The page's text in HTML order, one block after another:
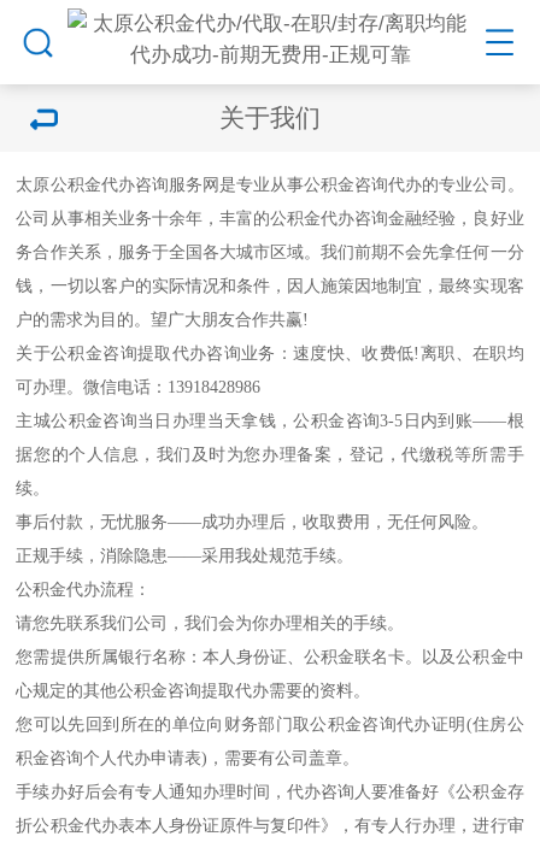
关于我们
太原公积金代办咨询服务网是专业从事公积金咨询代办的专业公司。
公司从事相关业务十余年，丰富的公积金代办咨询金融经验，良好业
务合作关系，服务于全国各大城市区域。我们前期不会先拿任何一分
钱，一切以客户的实际情况和条件，因人施策因地制宜，最终实现客
户的需求为目的。望广大朋友合作共赢!
关于公积金咨询提取代办咨询业务：速度快、收费低!离职、在职均
可办理。微信电话：13918428986
主城公积金咨询当日办理当天拿钱，公积金咨询3-5日内到账——根
据您的个人信息，我们及时为您办理备案，登记，代缴税等所需手
续。
事后付款，无忧服务——成功办理后，收取费用，无任何风险。
正规手续，消除隐患——采用我处规范手续。
公积金代办流程：
请您先联系我们公司，我们会为你办理相关的手续。
您需提供所属银行名称：本人身份证、公积金联名卡。以及公积金中
心规定的其他公积金咨询提取代办需要的资料。
您可以先回到所在的单位向财务部门取公积金咨询代办证明(住房公
积金咨询个人代办申请表)，需要有公司盖章。
手续办好后会有专人通知办理时间，代办咨询人要准备好《公积金存
折公积金代办表本人身份证原件与复印件》，有专人行办理，进行审